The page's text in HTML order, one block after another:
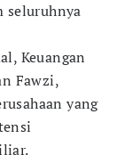
seluruhnya
Keuangan
Fawzi,
yang